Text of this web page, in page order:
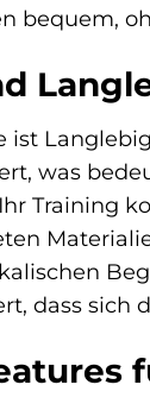
bequem,
ist
was
Training
dass sich